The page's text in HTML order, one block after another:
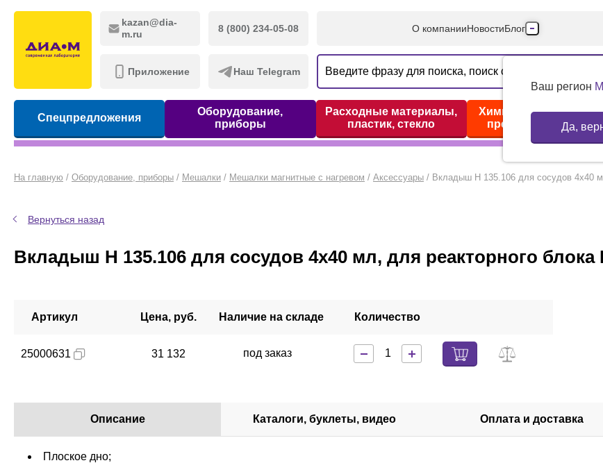
kazan@dia-
m.ru
8 (800) 234-05-08
Приложение Наш Telegram
О компанииНовостиБлог
Партнеры
Контакты
Ваш регион
Да,
Спецпредложения
Оборудование,
приборы
Расходные материалы,
пластик, стекло
Химические
препараты, наборы
На главную / Оборудование, приборы / Мешалки / Мешалки магнитные с нагревом / Аксессуары / Вкладыш H 135.106 для сосудов 4x40
Вернуться назад
Вкладыш H 135.106 для сосудов 4x40 мл, для реакторного блока
Артикул Цена, руб. Наличие на складе Количество
25000631 31 132 под заказ
Описание Каталоги, буклеты, видео Оплата и доставка
Плоское дно;